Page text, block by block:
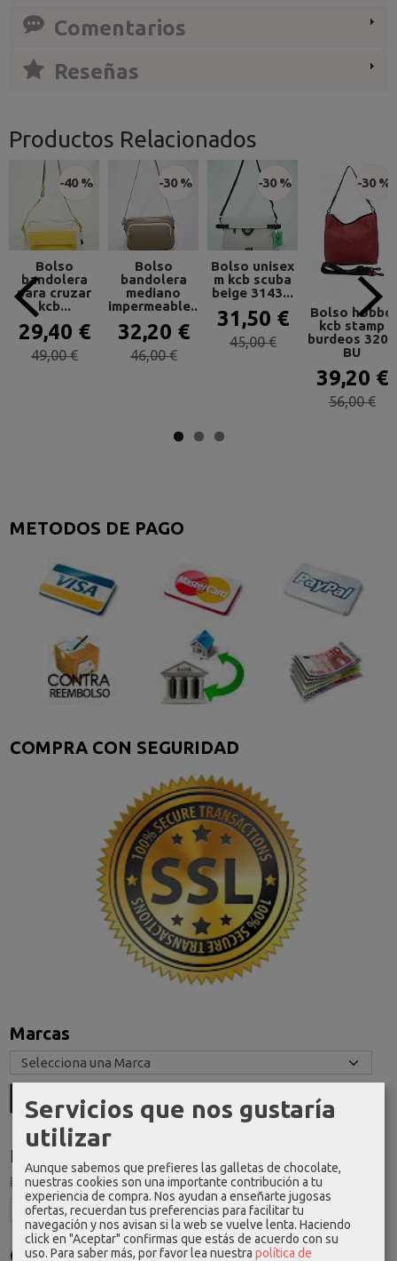
METODOS DE PAGO
COMPRA CON SEGURIDAD
Marcas
Idioma
Costes de Envío
Comentarios
Reseñas
Productos Relacionados
-40 %
Bolso
bandolera
para cruzar
kcb...
29,40 €
49,00 €
-30 %
Bolso
bandolera
mediano
impermeable...
32,20 €
46,00 €
-30 %
Bolso unisex
m kcb scuba
beige 3143...
31,50 €
45,00 €
-30 %
Bolso hobbo
kcb stamp
burdeos 3200
BU
39,20 €
56,00 €
Servicios que nos gustaría
utilizar
Aunque sabemos que prefieres las galletas de chocolate,
nuestras cookies son una importante contribución a tu
experiencia de compra. Nos ayudan a enseñarte jugosas
ofertas, recuerdan tus preferencias para facilitar tu
navegación y nos avisan si la web se vuelve lenta. Haciendo
click en "Aceptar" confirmas que estás de acuerdo con su
uso. Para saber más, por favor lea nuestra política de